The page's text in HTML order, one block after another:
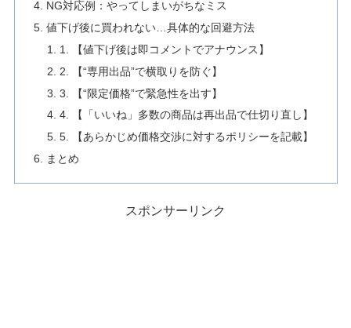
NG対応例：やってしまいがちなミス
値下げ後に買われない…具体的な回避方法
1. 【値下げ後は即コメントでアナウンス】
2. 【“専用出品”で横取りを防ぐ】
3. 【“限定価格”で緊急性を出す】
4. 【「いいね」多数の商品は再出品で仕切り直し】
5. 【あらかじめ価格交渉に対するポリシーを記載】
まとめ
スポンサーリンク